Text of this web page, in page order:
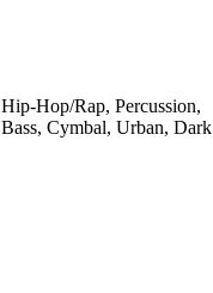
Hip-Hop/Rap, Percussion,
Bass, Cymbal, Urban, Dark